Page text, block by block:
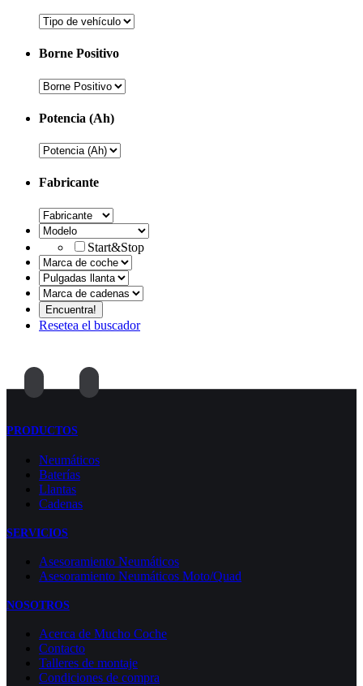
Borne Positivo
Potencia (Ah)
Fabricante
Start&Stop
Resetea el buscador
PRODUCTOS
Neumáticos
Baterías
Llantas
Cadenas
SERVICIOS
Asesoramiento Neumáticos
Asesoramiento Neumáticos Moto/Quad
NOSOTROS
Acerca de Mucho Coche
Contacto
Talleres de montaje
Condiciones de compra